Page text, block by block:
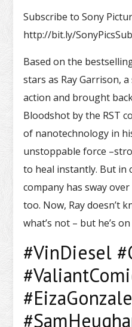
Subscribe to Sony
http://bit.ly/
Based on the
stars as Ray Garrison,
action and brought
Bloodshot by the RST
of nanotechnology in
unstoppable force
to heal instantly. But in
company has sway
too. Now, Ray doesn’t
what’s not – but he’s
#VinDiesel